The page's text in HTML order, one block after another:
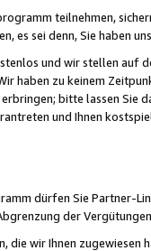
teilnehmen,
es sei denn, Sie haben
und wir stellen auf
haben zu keinem
bitte lassen Sie
und Ihnen
dürfen Sie Partner-
der
die wir Ihnen zugewiesen